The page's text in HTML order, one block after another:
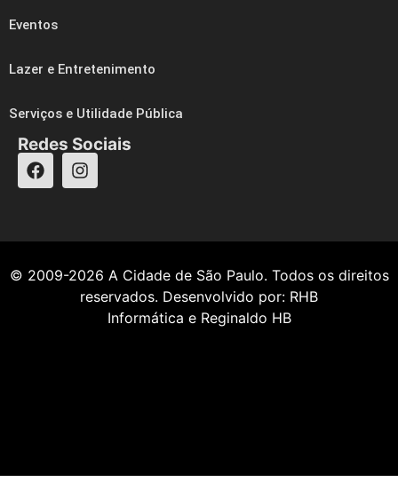
Eventos
Lazer e Entretenimento
Serviços e Utilidade Pública
Redes Sociais
© 2009-2026 A Cidade de São Paulo. Todos os direitos
reservados. Desenvolvido por: RHB
Informática e Reginaldo HB